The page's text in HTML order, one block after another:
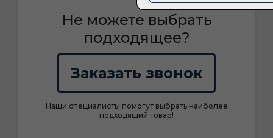
Не можете выбрать
подходящее?
Заказать звонок
Наши специалисты помогут выбрать наиболее
подходящий товар!